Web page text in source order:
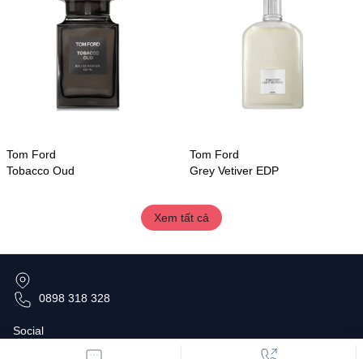
Tom Ford
Tobacco Oud
Tom Ford
Grey Vetiver EDP
Xem tất cả
0898 318 328
Social